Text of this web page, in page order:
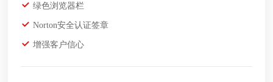
绿色浏览器栏
Norton安全认证签章
增强客户信心